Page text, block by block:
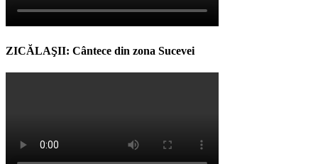
ZICĂLAŞII: Cântece din zona Sucevei